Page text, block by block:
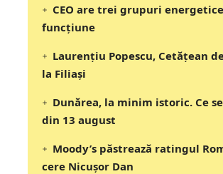
CEO are trei grupuri
funcțiune
Laurențiu Popescu, Cetățean
la Filiași
Dunărea, la minim istoric. Ce
din 13 august
Moody’s păstrează ratingul
cere Nicușor Dan